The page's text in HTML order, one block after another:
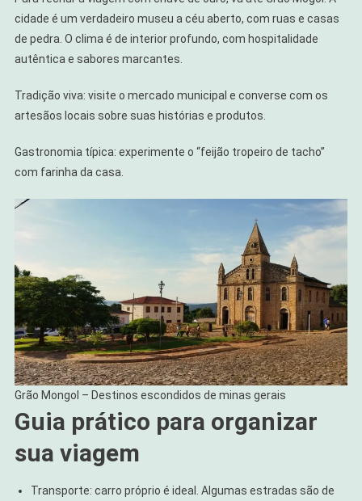
cidade é um verdadeiro museu a céu aberto, com ruas e casas
de pedra. O clima é de interior profundo, com hospitalidade
autêntica e sabores marcantes.
Tradição viva: visite o mercado municipal e converse com os
artesãos locais sobre suas histórias e produtos.
Gastronomia típica: experimente o “feijão tropeiro de tacho”
com farinha da casa.
Grão Mongol – Destinos escondidos de minas gerais
Guia prático para organizar
sua viagem
Transporte: carro próprio é ideal. Algumas estradas são de